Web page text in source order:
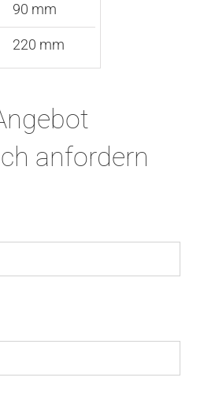
90 mm
220 mm
anfordern